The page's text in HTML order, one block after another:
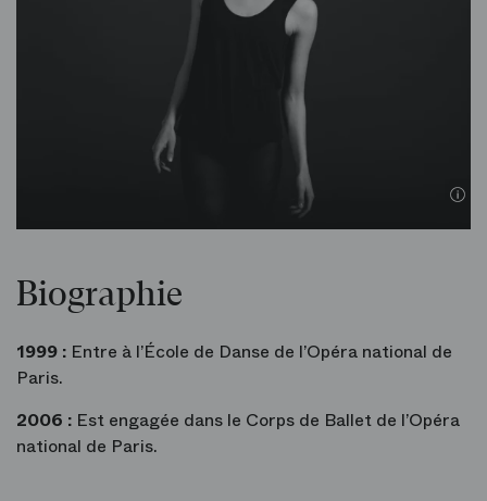
Biographie
1999 : Entre à l’École de Danse de l’Opéra national de
Paris.
2006 : Est engagée dans le Corps de Ballet de l’Opéra
national de Paris.